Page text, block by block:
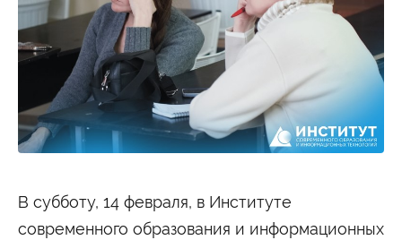
Студенту
Военно-учетный стол Миграционный учет
Полезные ссылки
Антиплагиат
Карта москвича
Центр правовой помощи
Новости и Объявления
Статьи
Второе высшее
В субботу, 14 февраля, в Институте
современного образования и информационных